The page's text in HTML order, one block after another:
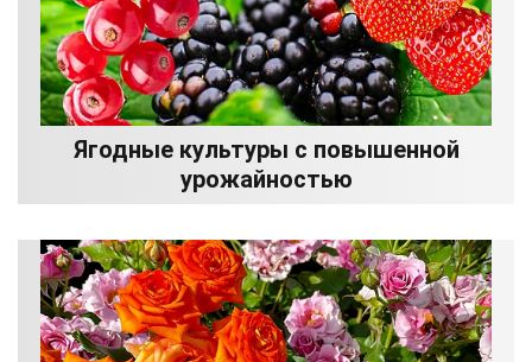
Ягодные культуры с повышенной
урожайностью